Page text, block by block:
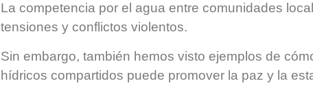
La competencia por el agua entre comunidades
tensiones y conflictos violentos.
Sin embargo, también hemos visto ejemplos de
hídricos compartidos puede promover la paz y la